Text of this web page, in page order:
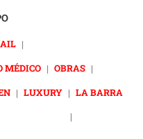
|
MÉDICO | OBRAS |
| LUXURY | LA BARRA
|